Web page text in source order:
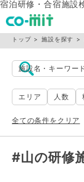
宿泊研修・合宿施設
トップ 施設を探す
施設名・キーワー
エリア 人数
全ての条件をクリア
#山の研修